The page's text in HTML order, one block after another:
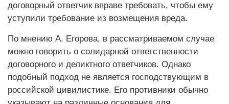
договорный ответчик вправе требовать, чтобы ему
уступили требование из возмещения вреда.
По мнению А. Егорова, в рассматриваемом случае
можно говорить о солидарной ответственности
договорного и деликтного ответчиков. Однако
подобный подход не является господствующим в
российской цивилистике. Его противники обычно